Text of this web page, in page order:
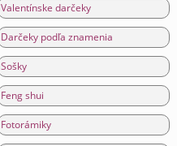
Valentínske darčeky
Darčeky podľa znamenia
Sošky
Feng shui
Fotorámiky